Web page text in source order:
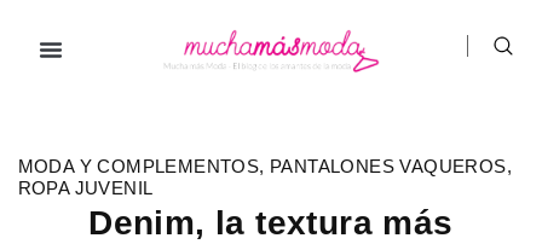
contenido
MODA Y COMPLEMENTOS, PANTALONES VAQUEROS,
ROPA JUVENIL
Denim, la textura más